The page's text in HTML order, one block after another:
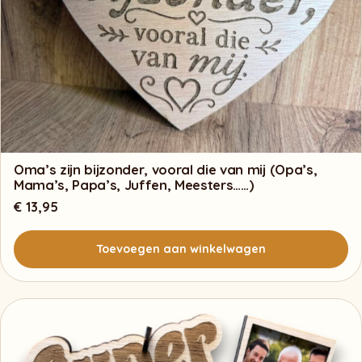
Oma’s zijn bijzonder, vooral die van mij (Opa’s,
Mama’s, Papa’s, Juffen, Meesters……)
€ 13,95
Toevoegen aan winkelwagen